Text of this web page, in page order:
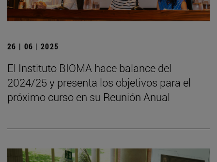
26 | 06 | 2025
El Instituto BIOMA hace balance del
2024/25 y presenta los objetivos para el
próximo curso en su Reunión Anual